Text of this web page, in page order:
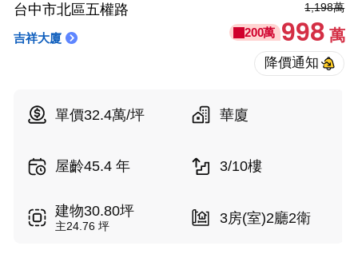
台中市北區五權路
吉祥大廈
1,198萬
200萬 998萬
單價32.4萬/坪 華廈
屋齡45.4 年 3/10樓
建物30.80坪
主24.76 坪 3房(室)2廳2衛